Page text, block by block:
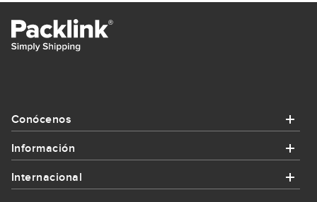
Conócenos
Información
Internacional